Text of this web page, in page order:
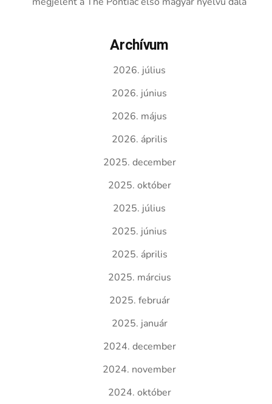
Archívum
2026. július
2026. június
2026. május
2026. április
2025. december
2025. október
2025. július
2025. június
2025. április
2025. március
2025. február
2025. január
2024. december
2024. november
2024. október